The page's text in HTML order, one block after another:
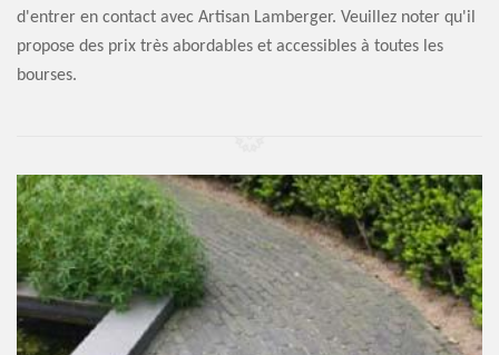
d'entrer en contact avec Artisan Lamberger. Veuillez noter qu'il
propose des prix très abordables et accessibles à toutes les
bourses.